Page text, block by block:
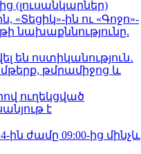
(լուսանկարներ)
«Տեցիկ»-ին ու «Գոջո»-
նախաքննությունը.
են ոստիկանություն․
թմրամիջոց և
ուղեկցված
է
ին ժամը 09:00-ից մինչև